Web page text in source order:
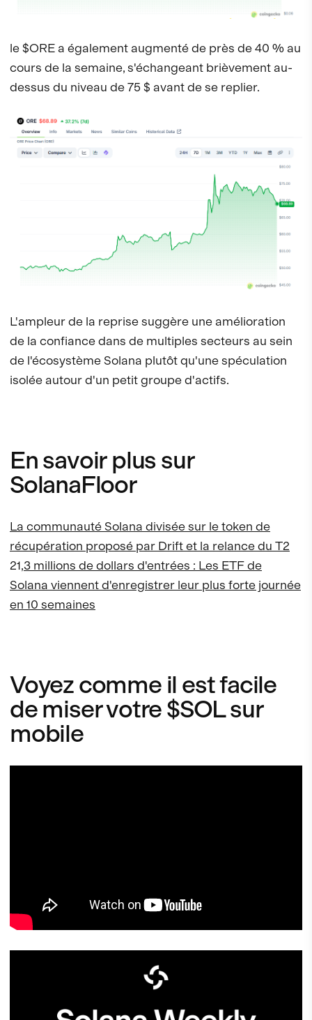
le $ORE a également augmenté de près de 40 % au
cours de la semaine, s'échangeant brièvement au-
dessus du niveau de 75 $ avant de se replier.
L'ampleur de la reprise suggère une amélioration
de la confiance dans de multiples secteurs au sein
de l'écosystème Solana plutôt qu'une spéculation
isolée autour d'un petit groupe d'actifs.
En savoir plus sur
SolanaFloor
La communauté Solana divisée sur le token de
récupération proposé par Drift et la relance du T2
21,3 millions de dollars d'entrées : Les ETF de
Solana viennent d'enregistrer leur plus forte journée
en 10 semaines
Voyez comme il est facile
de miser votre $SOL sur
mobile